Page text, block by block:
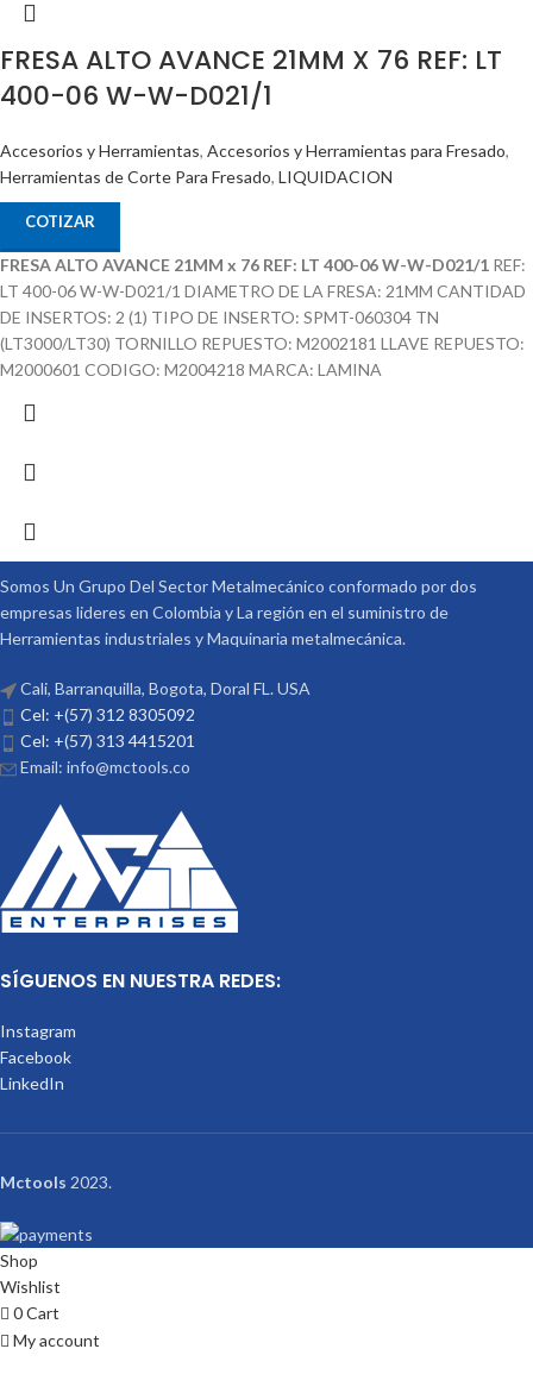
FRESA ALTO AVANCE 21MM X 76 REF: LT
400-06 W-W-D021/1
Accesorios y Herramientas, Accesorios y Herramientas para Fresado,
Herramientas de Corte Para Fresado, LIQUIDACION
COTIZAR
FRESA ALTO AVANCE 21MM x 76 REF: LT 400-06 W-W-D021/1 REF:
LT 400-06 W-W-D021/1 DIAMETRO DE LA FRESA: 21MM CANTIDAD
DE INSERTOS: 2 (1) TIPO DE INSERTO: SPMT-060304 TN
(LT3000/LT30) TORNILLO REPUESTO: M2002181 LLAVE REPUESTO:
M2000601 CODIGO: M2004218 MARCA: LAMINA
Somos Un Grupo Del Sector Metalmecánico conformado por dos
empresas lideres en Colombia y La región en el suministro de
Herramientas industriales y Maquinaria metalmecánica.
Cali, Barranquilla, Bogota, Doral FL. USA
Cel: +(57) 312 8305092
Cel: +(57) 313 4415201
Email: info@mctools.co
SÍGUENOS EN NUESTRA REDES:
Instagram
Facebook
LinkedIn
Mctools 2023.
Shop
Wishlist
0Cart
My account